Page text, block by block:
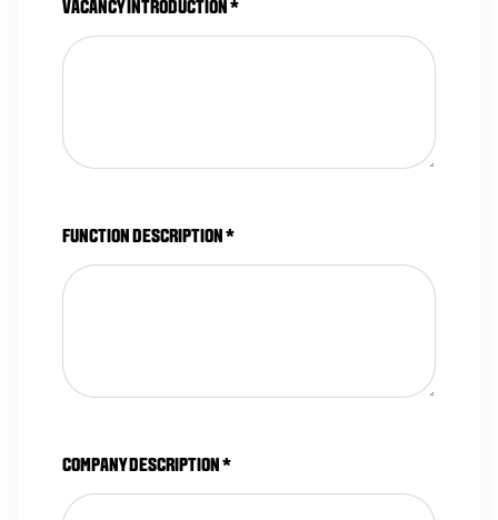
VACANCY INTRODUCTION*
FUNCTION DESCRIPTION*
COMPANY DESCRIPTION*